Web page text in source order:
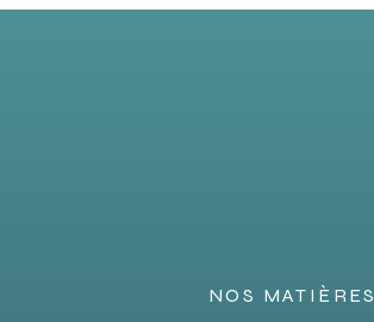
NOS MATIÈRES